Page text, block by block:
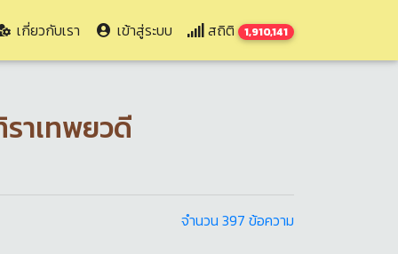
เกี่ยวกับเรา เข้าสู่ระบบ สถิติ 1,910,141
ราเทพยวดี
จำนวน 397 ข้อความ